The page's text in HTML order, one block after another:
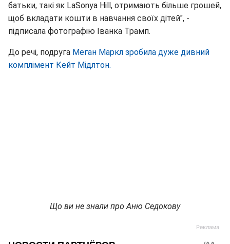
батьки, такі як LaSonya Hill, отримають більше грошей,
щоб вкладати кошти в навчання своїх дітей", -
підписала фотографію Іванка Трамп.
До речі, подруга Меган Маркл зробила дуже дивний
комплімент Кейт Мідлтон.
Що ви не знали про Аню Седокову